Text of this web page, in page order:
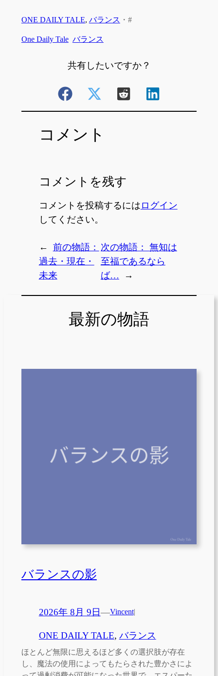
ONE DAILY TALE, バランス ・ #
One Daily Tale バランス
共有したいですか？
コメント
コメントを残す
コメントを投稿するにはログイン
してください。
←
前の物語：
過去・現在・
未来
次の物語： 無知は
至福であるなら
ば…
→
最新の物語
バランスの影
2026年 8月 9日—Vincent|
ONE DAILY TALE, バランス
ほとんど無限に思えるほど多くの選択肢が存在
し、魔法の使用によってもたらされた豊かさによ